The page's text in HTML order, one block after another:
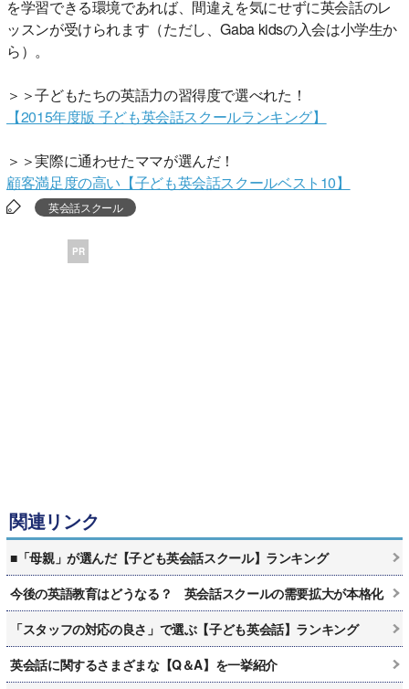
を学習できる環境であれば、間違えを気にせずに英会話のレ
ッスンが受けられます（ただし、Gaba kidsの入会は小学生か
ら）。
＞＞子どもたちの英語力の習得度で選べれた！
【2015年度版 子ども英会話スクールランキング】
＞＞実際に通わせたママが選んだ！
顧客満足度の高い【子ども英会話スクールベスト10】
英会話スクール
PR
関連リンク
■「母親」が選んだ【子ども英会話スクール】ランキング
今後の英語教育はどうなる？ 英会話スクールの需要拡大が本格化
「スタッフの対応の良さ」で選ぶ【子ども英会話】ランキング
英会話に関するさまざまな【Q＆A】を一挙紹介